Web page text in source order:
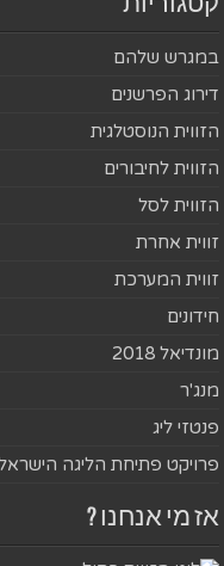
במגרש שלהם
דירוג הפרשנים
הזווית הנוסטלגית
הזווית לחיבורים
הזווית לסל
זווית אחרת
זווית המערכת
חידונים
מונדיאל 2018
מנג'ר
פנטזי ליג
פרויקט פתיחת הליגה
אז מי אנחנו ?